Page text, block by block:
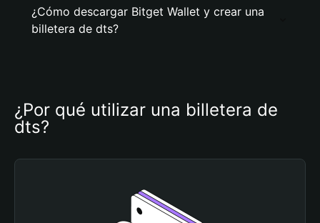
¿Cómo descargar Bitget Wallet y crear una
billetera de dts?
¿Por qué utilizar una billetera de
dts?